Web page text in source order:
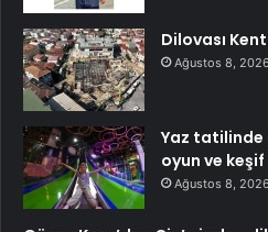
Dilovası
Ağustos 8, 2026
Yaz tatilinde
oyun ve
Ağustos 8, 2026